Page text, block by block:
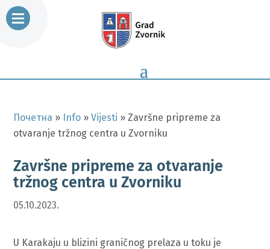
Почетна » Info »Vijesti »Završne pripreme za
otvaranje tržnog centra u Zvorniku
Završne pripreme za otvaranje
tržnog centra u Zvorniku
05.10.2023.
U Karakaju u blizini graničnog prelaza u toku je